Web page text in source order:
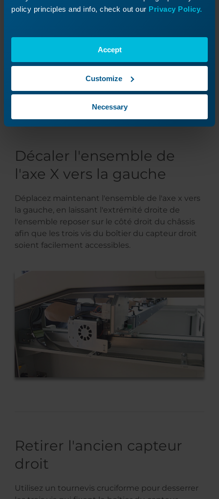
policy principles and info, check out our Privacy Policy.
Accept
Customize
Necessary
Coupez l'excédent de longueur du serre-câble.
Décaler l'ensemble de
l'axe X vers la gauche
Déplacez maintenant l'ensemble de l'axe x vers
la gauche, en laissant l'extrémité droite de
l'ensemble reposer sur le côté droit du châssis
afin que les trois vis du boîtier du capteur droit
soient facilement accessibles.
Retirer l'ancien capteur
droit
Utilisez un tournevis cruciforme pour desserrer